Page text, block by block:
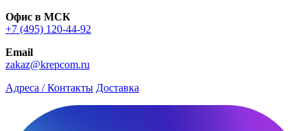
Офис в МСК
+7 (495) 120-44-92
Email
zakaz@krepcom.ru
Адреса / Контакты Доставка